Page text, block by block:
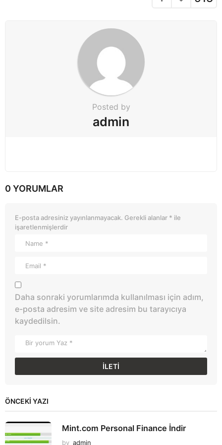
Posted by
admin
0 YORUMLAR
E-posta adresiniz yayınlanmayacak. Gerekli alanlar * ile
işaretlenmişlerdir
Daha sonraki yorumlarımda kullanılması için adım,
e-posta adresim ve site adresim bu tarayıcıya
kaydedilsin.
ÖNCEKI YAZI
Mint.com Personal Finance İndir
by admin